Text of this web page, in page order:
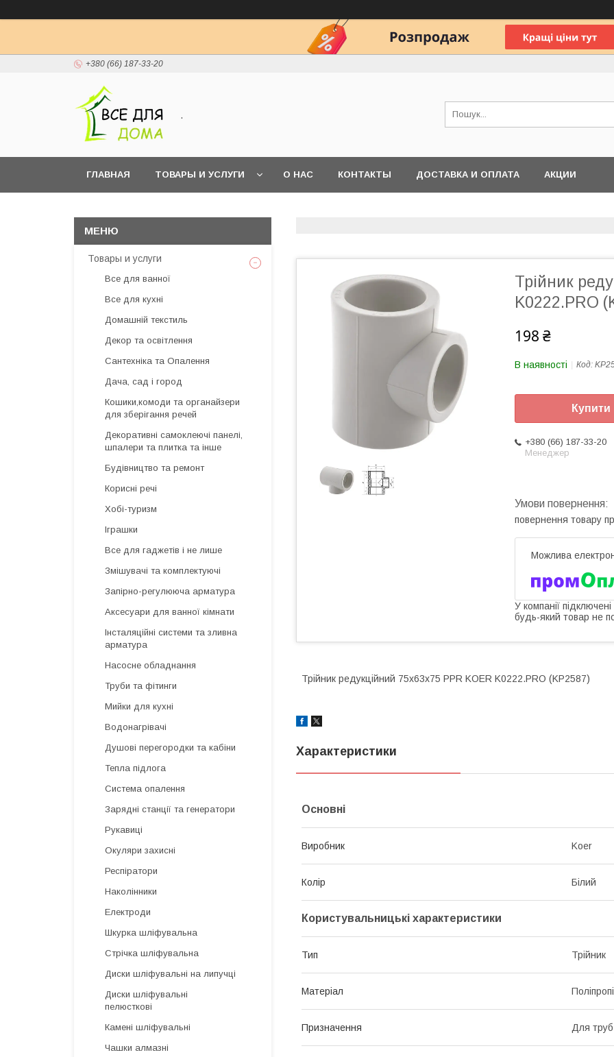
+380 (66) 187-33-20
.
ГЛАВНАЯ ТОВАРЫ И УСЛУГИ О НАС КОНТАКТЫ ДОСТАВКА И ОПЛАТА АКЦИИ
Трійник
K0222.PRO
198 ₴
В наявності Код:
Купити
+380 (66) 187-33-20
Менеджер
повернення товару
У компанії
будь-який товар не
Трійник редукційний 75x63x75 PPR KOER K0222.PRO (KP2587)
Характеристики
Основні
Виробник Koer
Колір Білий
Користувальницькі характеристики
Тип Трійник
Матеріал
Призначення Для труб
Товары и услуги
Все для ванної
Все для кухні
Домашній текстиль
Декор та освітлення
Сантехніка та Опалення
Дача, сад і город
Кошики,комоди та органайзери
для зберігання речей
Декоративні самоклеючі панелі,
шпалери та плитка та інше
Будівництво та ремонт
Корисні речі
Хобі-туризм
Іграшки
Все для гаджетів і не лише
Змішувачі та комплектуючі
Запірно-регулююча арматура
Аксесуари для ванної кімнати
Інсталяційні системи та зливна
арматура
Насосне обладнання
Труби та фітинги
Мийки для кухні
Водонагрівачі
Душові перегородки та кабіни
Тепла підлога
Система опалення
Зарядні станції та генератори
Рукавиці
Окуляри захисні
Респіратори
Наколінники
Електроди
Шкурка шліфувальна
Стрічка шліфувальна
Диски шліфувальні на липучці
Диски шліфувальні
пелюсткові
Камені шліфувальні
Чашки алмазні